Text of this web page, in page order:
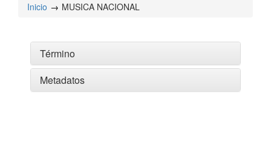
Inicio MUSICA NACIONAL
Término
Metadatos